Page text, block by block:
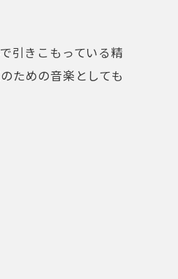
引きこもっている精
ための音楽としても
ン姉弟の無